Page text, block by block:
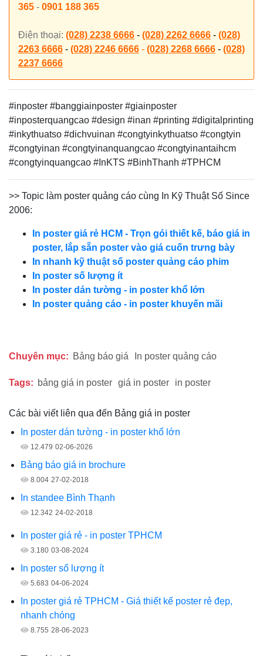
365 - 0901 188 365
Điện thoại: (028) 2238 6666 - (028) 2262 6666 - (028)
2263 6666 - (028) 2246 6666 - (028) 2268 6666 - (028)
2237 6666
#inposter #banggiainposter #giainposter
#inposterquangcao #design #inan #printing #digitalprinting
#inkythuatso #dichvuinan #congtyinkythuatso #congtyin
#congtyinan #congtyinanquangcao #congtyinantaihcm
#congtyinquangcao #InKTS #BinhThanh #TPHCM
>> Topic làm poster quảng cáo cùng In Kỹ Thuật Số Since
2006:
In poster giá rẻ HCM - Trọn gói thiết kế, báo giá in
poster, lắp sẵn poster vào giá cuốn trưng bày
In nhanh kỹ thuật số poster quảng cáo phim
In poster số lượng ít
In poster dán tường - in poster khổ lớn
In poster quảng cáo - in poster khuyến mãi
Chuyên mục: Bảng báo giá In poster quảng cáo
Tags: bảng giá in poster giá in poster in poster
Các bài viết liên qua đến Bảng giá in poster
In poster dán tường - in poster khổ lớn
12.479 02-06-2026
Bảng báo giá in brochure
8.004 27-02-2018
In standee Bình Thạnh
12.342 24-02-2018
In poster giá rẻ - in poster TPHCM
3.180 03-08-2024
In poster số lượng ít
5.683 04-06-2024
In poster giá rẻ TPHCM - Giá thiết kế poster rẻ đẹp,
nhanh chóng
8.755 28-06-2023